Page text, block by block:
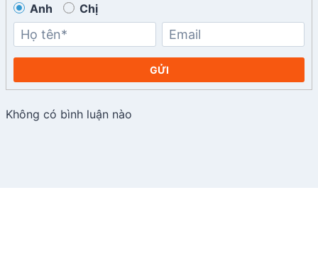
Anh Chị
GỬI
Không có bình luận nào